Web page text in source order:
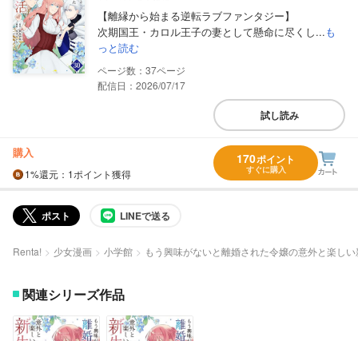
【離縁から始まる逆転ラブファンタジー】
次期国王・カロル王子の妻として懸命に尽くし...も
っと読む
37
配信日：2026/07/17
試し読み
購入
1%還元 ：1ポイント獲得
170ポイント
すぐに購入
ポスト LINEで送る
Renta! 少女漫画 小学館 もう興味がないと離婚された令嬢の意外と楽し
関連シリーズ作品